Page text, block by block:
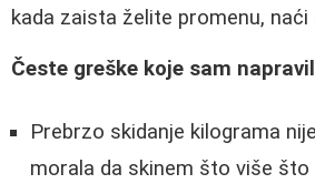
kada zaista želite promenu, naći
Česte greške koje sam
Prebrzo skidanje kilograma
morala da skinem što više što